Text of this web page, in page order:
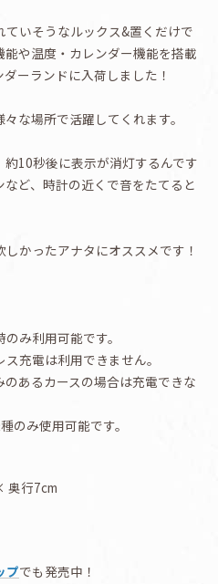
いそうなルックス&置くだけで
や温度・カレンダー機能を搭載
ーランドに入荷しました！
な場所で活躍してくれます。
10秒後に表示が消灯するんです
ど、時計の近くで音をたてると
かったアナタにオススメです！
み利用可能です。
充電は利用できません。
あるカースの場合は充電できな
のみ使用可能です。
奥行7cm
プでも発売中！